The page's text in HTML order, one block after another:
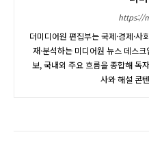
https://
더미디어원 편집부는 국제·경제·사
재·분석하는 미디어원 뉴스 데스
보, 국내외 주요 흐름을 종합해 독
사와 해설 콘